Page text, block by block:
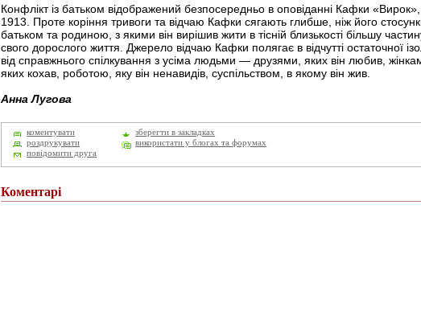
Конфлікт із батьком відображений безпосередньо в оповіданні Кафки «Вирок»,
1913. Проте коріння тривоги та відчаю Кафки сягають глибше, ніж його
батьком та родиною, з якими він вирішив жити в тісній близькості більшу
свого дорослого життя. Джерело відчаю Кафки полягає в відчутті остаточної
від справжнього спілкування з усіма людьми — друзями, яких він любив,
яких кохав, роботою, яку він ненавидів, суспільством, в якому він жив.
Анна Лугова
коментувати
зберегти в закладках
роздрукувати
використати у блогах та форумах
повідомити друга
Коментарі